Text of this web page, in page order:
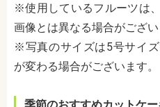
※使用しているフルーツは
画像とは異なる場合がござい
※写真のサイズは5号サイ
が変わる場合がございます。